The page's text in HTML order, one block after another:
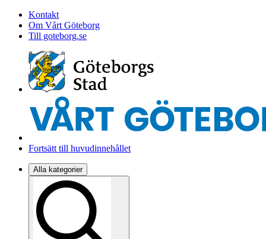
Kontakt
Om Vårt Göteborg
Till goteborg.se
Fortsätt till huvudinnehållet
Alla kategorier